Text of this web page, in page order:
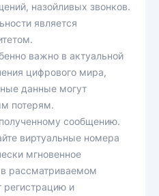
назойливых звонков.
является
важно в актуальной
цифрового мира,
данные могут
потерям.
сообщению.
виртуальные номера
мгновенное
рассматриваемом
регистрацию и